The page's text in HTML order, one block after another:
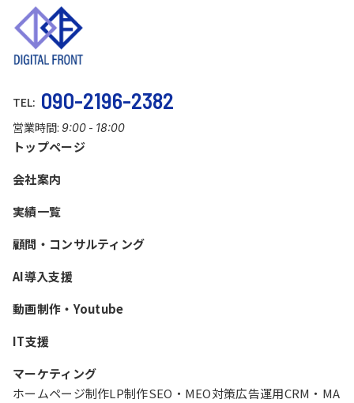
TEL: 090-2196-2382
営業時間: 9:00 - 18:00
トップページ
会社案内
実績一覧
顧問・コンサルティング
AI導入支援
動画制作・Youtube
IT支援
マーケティング
ホームページ制作LP制作SEO・MEO対策広告運用CRM・MA